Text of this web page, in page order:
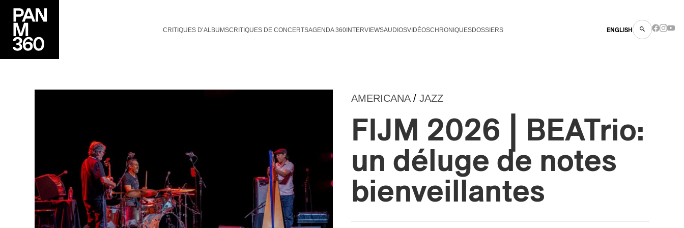
CRITIQUES D’ALBUMSCRITIQUES DE CONCERTSAGENDA 360INTERVIEWSAUDIOSVIDÉOSCHRONIQUESDOSSIERS ENGLISH
AMERICANA/ JAZZ
FIJM 2026 | BEATrio:
un déluge de notes
bienveillantes